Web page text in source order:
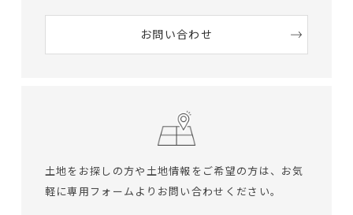
お問い合わせ
土地をお探しの方や土地情報をご希望の方は、 お気
軽に専用フォームよりお問い合わせください。